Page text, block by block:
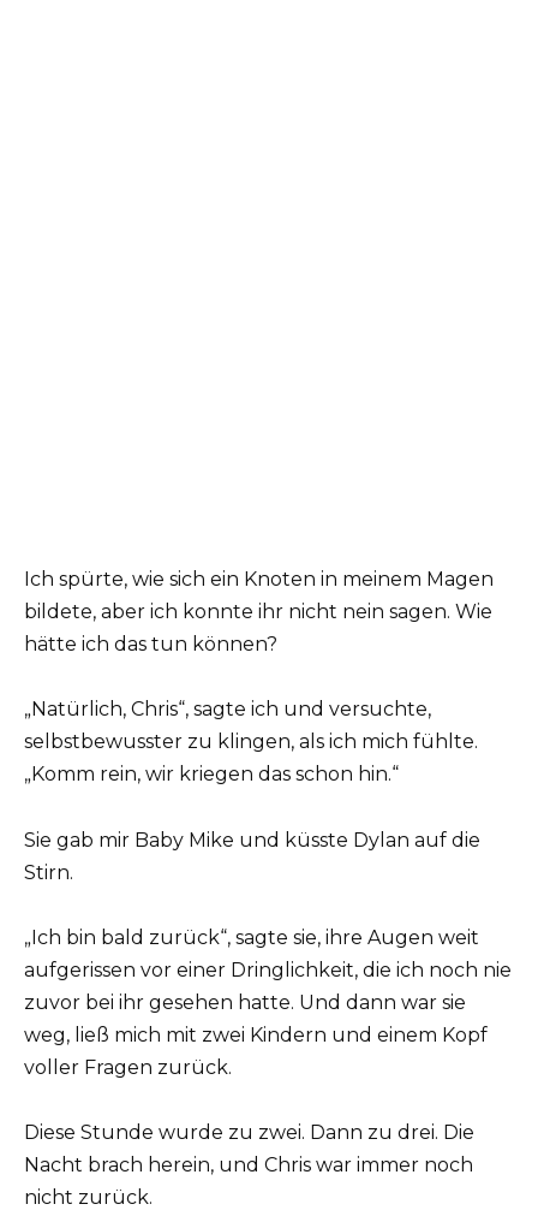
Ich spürte, wie sich ein Knoten in meinem Magen
bildete, aber ich konnte ihr nicht nein sagen. Wie
hätte ich das tun können?
„Natürlich, Chris“, sagte ich und versuchte,
selbstbewusster zu klingen, als ich mich fühlte.
„Komm rein, wir kriegen das schon hin.“
Sie gab mir Baby Mike und küsste Dylan auf die
Stirn.
„Ich bin bald zurück“, sagte sie, ihre Augen weit
aufgerissen vor einer Dringlichkeit, die ich noch nie
zuvor bei ihr gesehen hatte. Und dann war sie
weg, ließ mich mit zwei Kindern und einem Kopf
voller Fragen zurück.
Diese Stunde wurde zu zwei. Dann zu drei. Die
Nacht brach herein, und Chris war immer noch
nicht zurück.